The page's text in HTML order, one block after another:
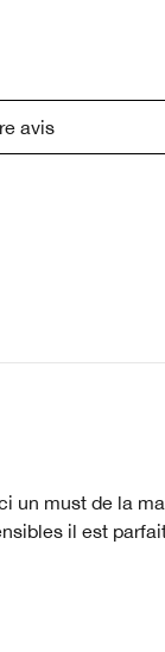
avis
un must de la
il est